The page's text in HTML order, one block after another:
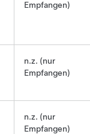
Empfangen)
n.z. (nur
Empfangen)
n.z. (nur
Empfangen)